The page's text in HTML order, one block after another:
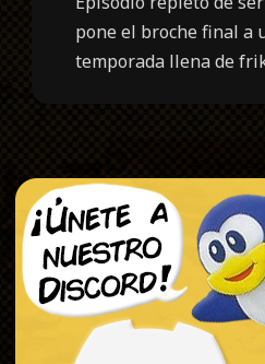
pone el broche final a
temporada llena de